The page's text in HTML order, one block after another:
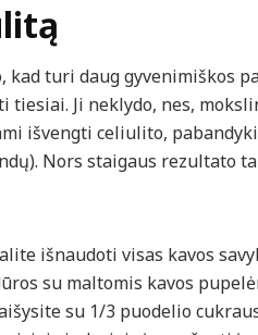
turi daug gyvenimiškos
Ji neklydo, nes,
išvengti celiulito,
Nors staigaus rezultato
išnaudoti visas kavos
su maltomis kavos
su 1/3 puodelio